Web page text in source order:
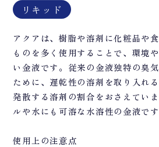
リキッド
アクアは、樹脂や溶剤に化粧品や
ものを多く使用することで、環境
い金液です。従来の金液独特の臭
ために、遅乾性の溶剤を取り入れ
発散する溶剤の割合をおさえてい
ルや水にも可溶な水溶性の金液です
使用上の注意点